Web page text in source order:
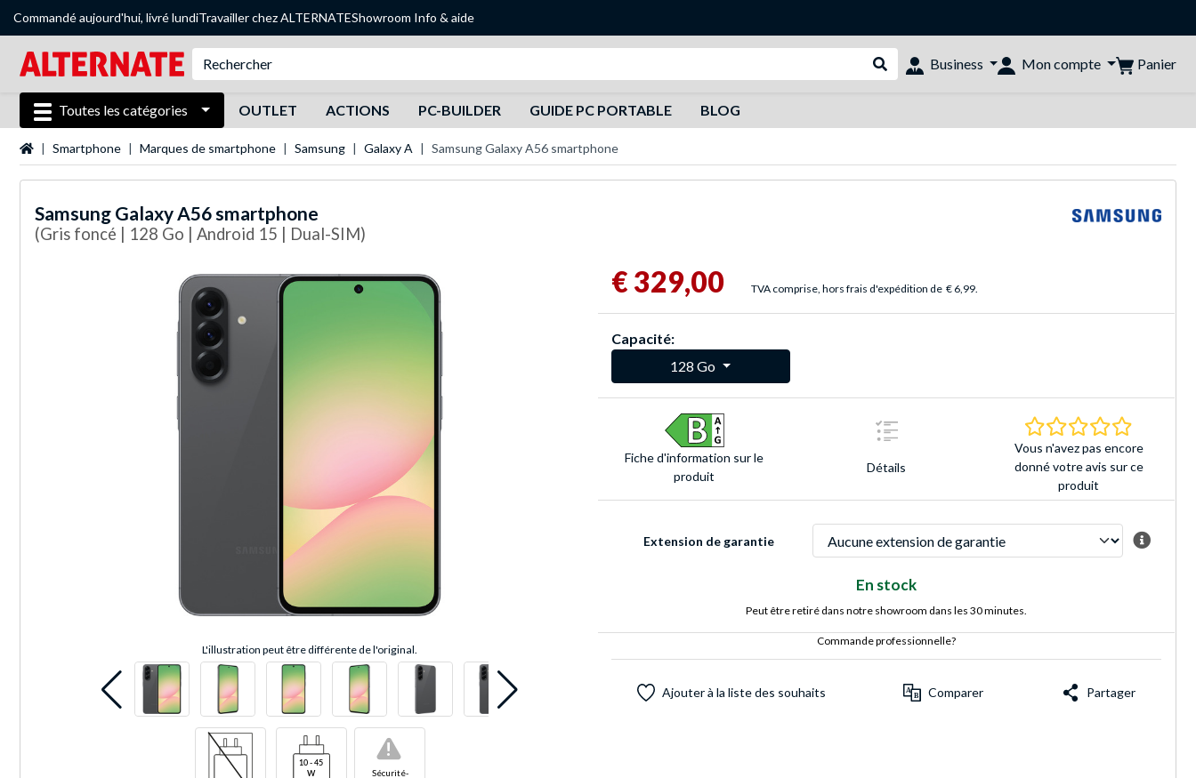
Commandé aujourd'hui, livré lundiTravailler chez ALTERNATEShowroom Info & aide
Rechercher dans le shop
Business Mon compte Panier
Toutes les catégories OUTLET ACTIONS PC-BUILDER GUIDE PC PORTABLE BLOG
Page d'accueil
Smartphone Marques de smartphone Samsung Galaxy A Samsung Galaxy A56 smartphone
Samsung Galaxy A56 smartphone
(Gris foncé | 128 Go | Android 15 | Dual-SIM)
L'illustration peut être différente de l'original.
Sécurité-
!
€ 329,00 TVA comprise, hors frais d'expédition de € 6,99.
Capacité:
128 Go
Fiche d'infor­mation sur le
produit
Détails
0.0 Étoiles
Vous n'avez pas encore
donné votre avis sur ce
produit
Extension de garantie
En stock
Peut être retiré dans notre showroom dans les 30 minutes.
Commande professionnelle?
Ajouter à la liste des souhaits Comparer Partager